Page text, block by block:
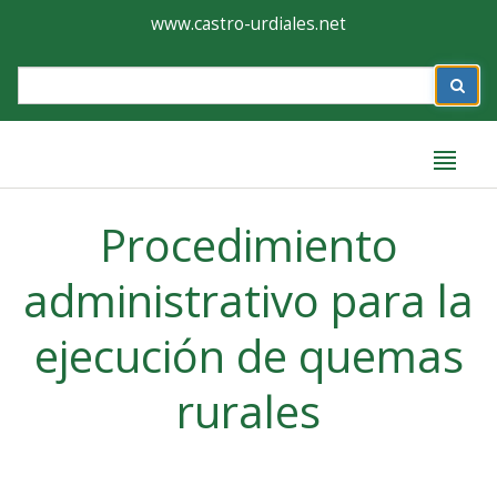
Ayuntamiento
de
Castro-
www.castro-urdiales.net
Procedimiento
administrativo para la
ejecución de quemas
rurales